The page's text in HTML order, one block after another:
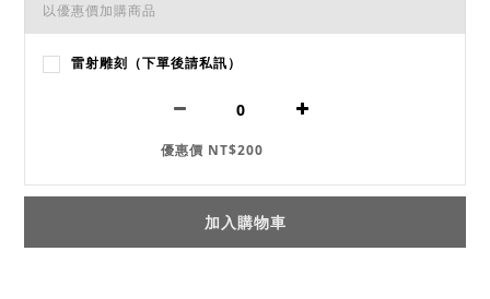
以優惠價加購商品
雷射雕刻（下單後請私訊）
優惠價 NT$200
加入購物車